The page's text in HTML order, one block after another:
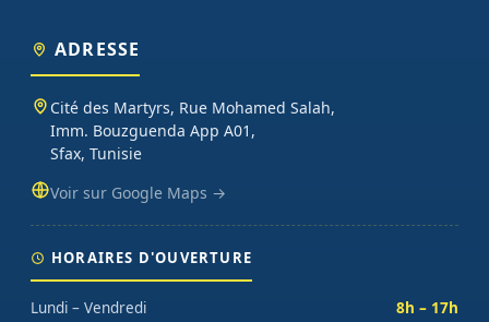
ADRESSE
Cité des Martyrs, Rue Mohamed Salah,
Imm. Bouzguenda App A01,
Sfax, Tunisie
Voir sur Google Maps →
HORAIRES D'OUVERTURE
Lundi – Vendredi
8h – 17h